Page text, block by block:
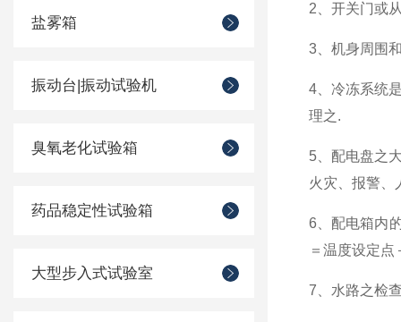
盐雾箱
振动台|振动试验机
臭氧老化试验箱
药品稳定性试验箱
大型步入式试验室
2、开关门或
3、机身周围
4、冷冻系统
理之.
5、配电盘之
火灾、报警、
6、配电箱内
＝温度设定
7、水路之检